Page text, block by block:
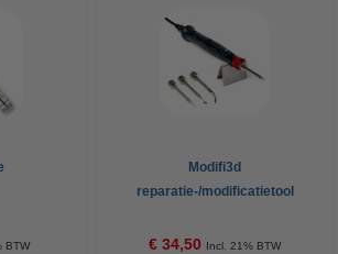
BTW
Modifi3d
reparatie-/modificatietool
€ 34,50 Incl. 21% BTW